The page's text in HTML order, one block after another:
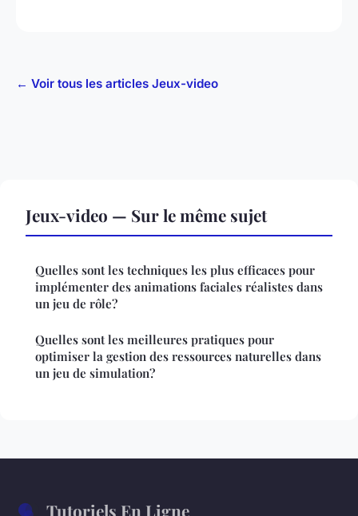
← Voir tous les articles Jeux-video
Jeux-video — Sur le même sujet
Quelles sont les techniques les plus efficaces pour
implémenter des animations faciales réalistes dans
un jeu de rôle?
Quelles sont les meilleures pratiques pour
optimiser la gestion des ressources naturelles dans
un jeu de simulation?
Tutoriels En Ligne